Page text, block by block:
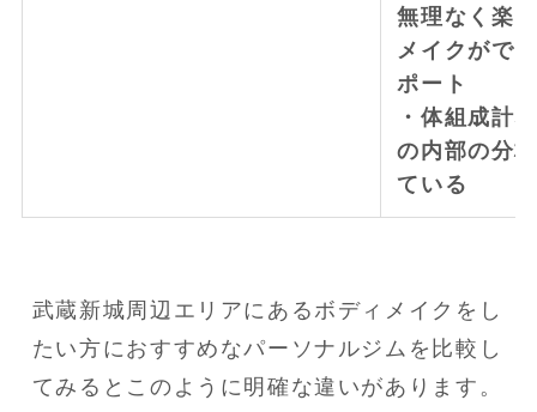
無理なく楽
メイクがで
ポート
・体組成計
の内部の分
ている
武蔵新城周辺エリアにあるボディメイクをし
たい方におすすめなパーソナルジムを比較し
てみるとこのように明確な違いがあります。